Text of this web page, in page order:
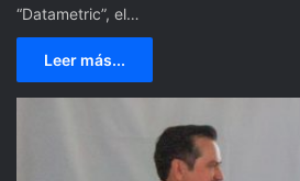
“Datametric”, el…
Leer más...